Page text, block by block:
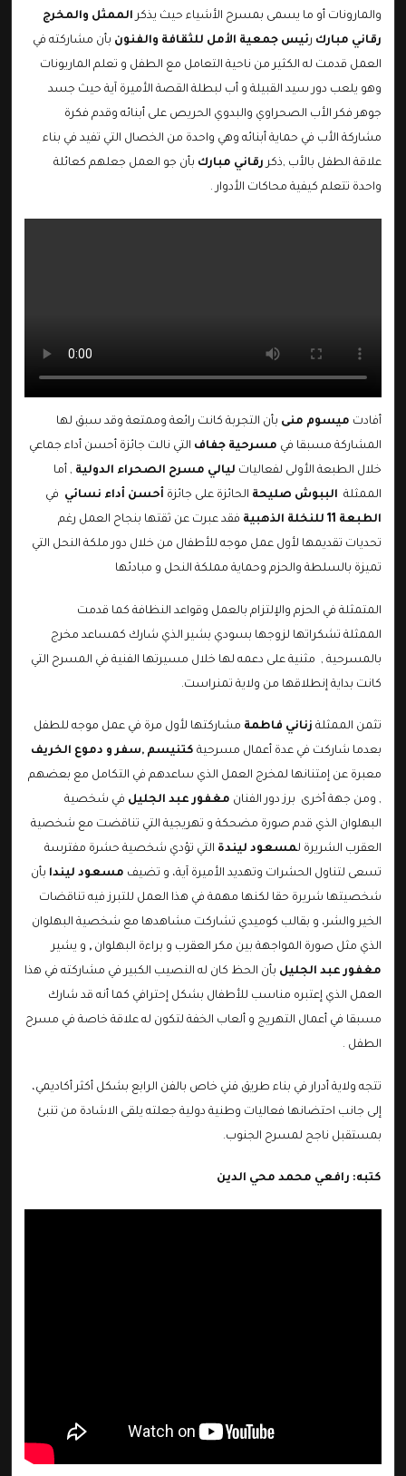
والمارونات أو ما يسمى بمسرح الأشياء حيث يذكرالممثل والمخرج
رقاني مبارك رئيس جمعية الأمل للثقافة والفنون بأن مشاركته في
العمل قدمت له الكثير من ناحية التعامل مع الطفل و تعلم الماريونات
وهو يلعب دور سيد القبيلة و أب لبطلة القصة الأميرة آية حيث جسد
جوهر فكر الأب الصحراوي والبدوي الحريص على أبنائه وقدم فكرة
مشاركة الأب في حماية أبنائه وهي واحدة من الخصال التي تفيد في بناء
علاقة الطفل بالأب ,ذكررقاني مبارك بأن جو العمل جعلهم كعائلة
واحدة تتعلم كيفية محاكات الأدوار .
أفادت ميسوم منى بأن التجربة كانت رائعة وممتعة وقد سبق لها
المشاركة مسبقا في مسرحية جفاف التي نالت جائزة أحسن أداء جماعي
خلال الطبعة الأولى لفعاليات ليالي مسرح الصحراء الدولية , أما
الممثلة الببوش صليحة الحائزة على جائزة أحسن أداء نسائي في
الطبعة 11 للنخلة الذهبية
فقد عبرت عن ثقتها بنجاح العمل رغم
تحديات تقديمها لأول عمل موجه للأطفال من خلال دور ملكة النحل التي
تميزة بالسلطة والحزم وحماية مملكة النحل و مبادئها
المتمثلة في الحزم والإلتزام بالعمل وقواعد النظافة كما قدمت
الممثلة تشكراتها لزوجها بسودي بشير الذي شارك كمساعد مخرج
بالمسرحية , مثنية على دعمه لها خلال مسيرتها الفنية في المسرح التي
كانت بداية إنطلاقها من ولاية تمنراست.
تثمن الممثلة زناني فاطمة مشاركتها لأول مرة في عمل موجه للطفل
بعدما شاركت في عدة أعمال مسرحية كتنيسم ,سفر و دموع الخريف
معبرة عن إمتنانها لمخرج العمل الذي ساعدهم في التكامل مع بعضهم
, ومن جهة أخرى برز دور الفنان مغفور عبد الجليل في شخصية
البهلوان الذي قدم صورة مضحكة و تهريجية التي تناقضت مع شخصية
العقرب الشريرة لمسعود ليندة التي تؤدي شخصية حشرة مفترسة
تسعى لتناول الحشرات وتهديد الأميرة آية، و تضيف مسعود ليندا بأن
شخصيتها شريرة حقا لكنها مهمة في هذا العمل للتبرز فيه تناقضات
الخير والشر، و بقالب كوميدي تشاركت مشاهدها مع شخصية البهلوان
الذي مثل صورة المواجهة بين مكر العقرب و براءة البهلوان , و يشير
مغفور عبد الجليل بأن الحظ كان له النصيب الكبير في مشاركته في هذا
العمل الذي إعتبره مناسب للأطفال بشكل إحترافي كما أنه قد شارك
مسبقا في أعمال التهريج و ألعاب الخفة لتكون له علاقة خاصة في مسرح
الطفل .
تتجه ولاية أدرار في بناء طريق فني خاص بالفن الرابع بشكل أكثر أكاديمي،
إلى جانب احتضانها فعاليات وطنية دولية جعلته يلقى الاشادة من تنبئ
بمستقبل ناجح لمسرح الجنوب.
كتبه: رافعي محمد محي الدين